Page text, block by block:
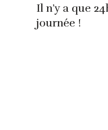
Il n’y a que
journée !